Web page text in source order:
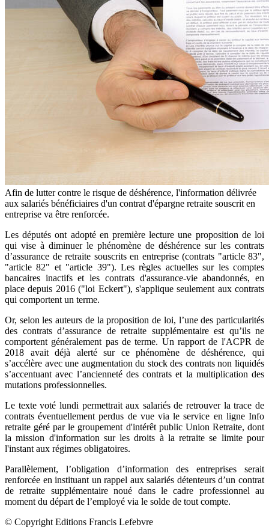
Afin de lutter contre le risque de déshérence, l'information délivrée
aux salariés bénéficiaires d'un contrat d'épargne retraite souscrit en
entreprise va être renforcée.
Les députés ont adopté en première lecture une proposition de loi
qui vise à diminuer le phénomène de déshérence sur les contrats
d’assurance de retraite souscrits en entreprise (contrats "article 83",
"article 82" et "article 39"). Les règles actuelles sur les comptes
bancaires inactifs et les contrats d'assurance-vie abandonnés, en
place depuis 2016 ("loi Eckert"), s'applique seulement aux contrats
qui comportent un terme.
Or, selon les auteurs de la proposition de loi, l’une des particularités
des contrats d’assurance de retraite supplémentaire est qu’ils ne
comportent généralement pas de terme. Un rapport de l'ACPR de
2018 avait déjà alerté sur ce phénomène de déshérence, qui
s’accélère avec une augmentation du stock des contrats non liquidés
s’accentuant avec l’ancienneté des contrats et la multiplication des
mutations professionnelles.
Le texte voté lundi permettrait aux salariés de retrouver la trace de
contrats éventuellement perdus de vue via le service en ligne Info
retraite géré par le groupement d'intérêt public Union Retraite, dont
la mission d'information sur les droits à la retraite se limite pour
l'instant aux régimes obligatoires.
Parallèlement, l’obligation d’information des entreprises serait
renforcée en instituant un rappel aux salariés détenteurs d’un contrat
de retraite supplémentaire noué dans le cadre professionnel au
moment du départ de l’employé via le solde de tout compte.
© Copyright Editions Francis Lefebvre